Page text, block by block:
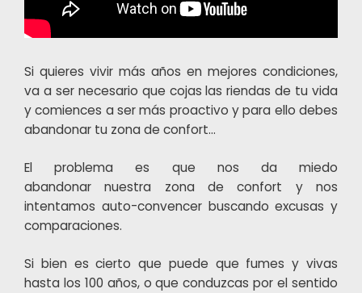
Si quieres vivir más años en mejores condiciones,
va a ser necesario que cojas las riendas de tu vida
y comiences a ser más proactivo y para ello debes
abandonar tu zona de confort…
El problema es que nos da miedo
abandonar nuestra zona de confort y nos
intentamos auto-convencer buscando excusas y
comparaciones.
Si bien es cierto que puede que fumes y vivas
hasta los 100 años, o que conduzcas por el sentido